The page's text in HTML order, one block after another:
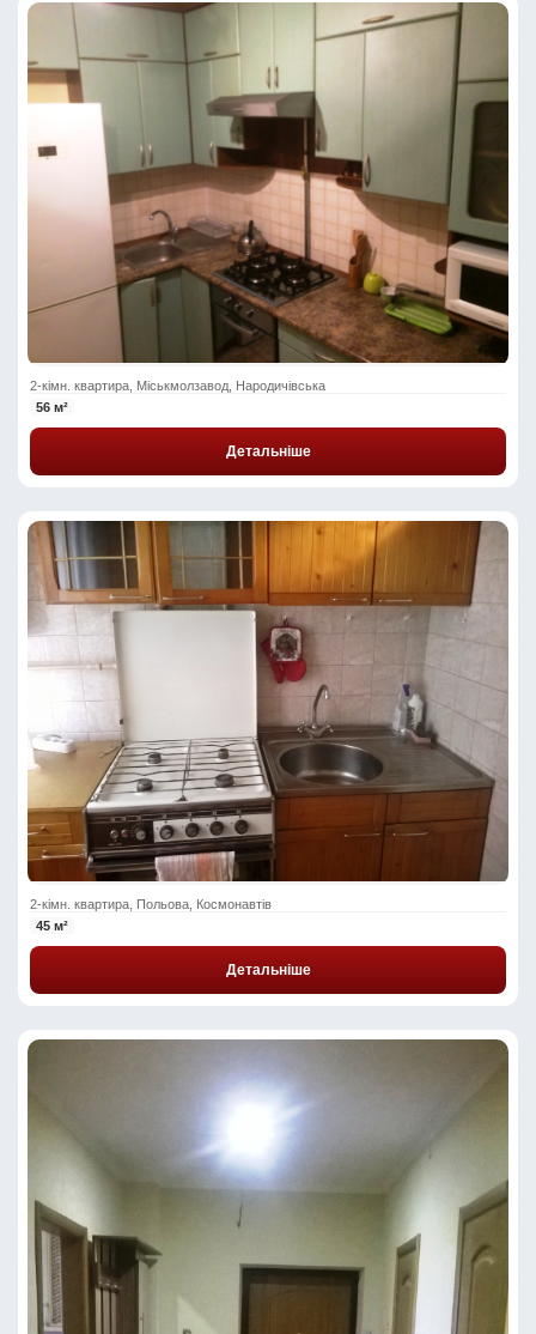
2-кімн. квартира, Міськмолзавод, Народичівська
56 м²
Детальніше
2-кімн. квартира, Польова, Космонавтів
45 м²
Детальніше